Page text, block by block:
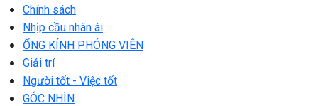
Chính sách
Nhịp cầu nhân ái
ỐNG KÍNH PHÓNG VIÊN
Giải trí
Người tốt - Việc tốt
GÓC NHÌN